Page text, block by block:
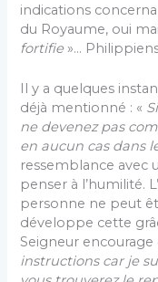
indications
du Royaume, oui
fortifie»… Philippiens
Il y a quelques
déjà mentionné : «
ne devenez pas
en aucun cas dans
ressemblance avec
penser à l’humilité.
personne ne peut
développe cette
Seigneur encourage
instructions car je